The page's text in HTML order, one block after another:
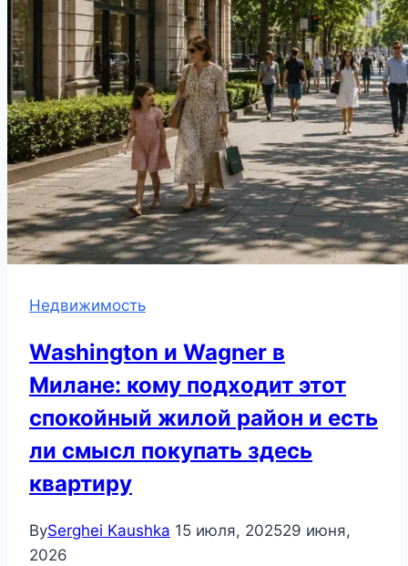
Недвижимость
Washington и Wagner в
Милане: кому подходит этот
спокойный жилой район и есть
ли смысл покупать здесь
квартиру
BySerghei Kaushka 15 июля, 202529 июня,
2026